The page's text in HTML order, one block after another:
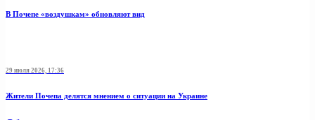
В Почепе «воздушкам» обновляют вид
29 июля 2026, 17:36
Жители Почепа делятся мнением о ситуации на Украине